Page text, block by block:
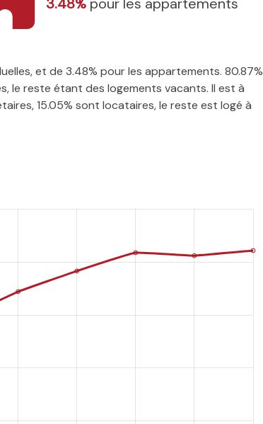
et de 3.48% pour les appartements. 80.87%
le reste étant des logements vacants. Il est à
15.05% sont locataires, le reste est logé à